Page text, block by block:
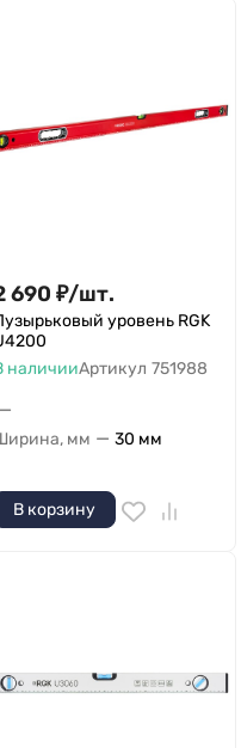
690 ₽/шт.
уровень RGK
наличииАртикул 751988
—
мм — 30 мм
В корзину